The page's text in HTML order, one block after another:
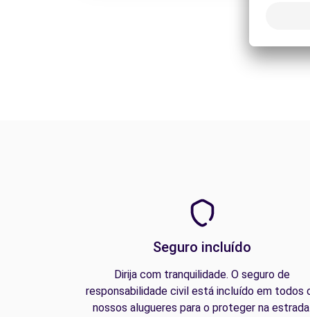
Seguro incluído
Dirija com tranquilidade. O seguro de
responsabilidade civil está incluído em todos
nossos alugueres para o proteger na